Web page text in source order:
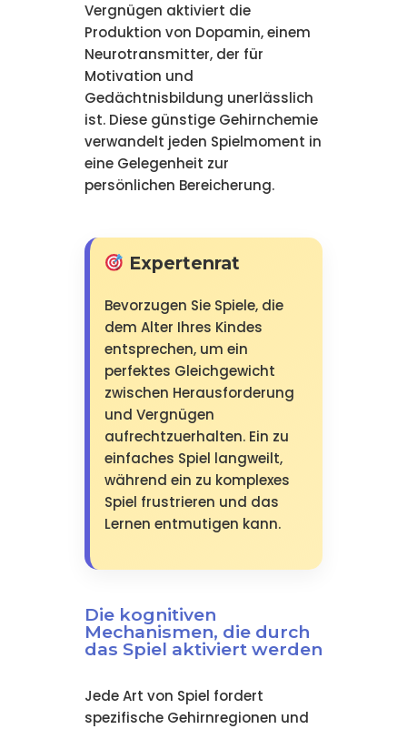
Vergnügen aktiviert die
Produktion von Dopamin, einem
Neurotransmitter, der für
Motivation und
Gedächtnisbildung unerlässlich
ist. Diese günstige Gehirnchemie
verwandelt jeden Spielmoment in
eine Gelegenheit zur
persönlichen Bereicherung.
Expertenrat
Bevorzugen Sie Spiele, die
dem Alter Ihres Kindes
entsprechen, um ein
perfektes Gleichgewicht
zwischen Herausforderung
und Vergnügen
aufrechtzuerhalten. Ein zu
einfaches Spiel langweilt,
während ein zu komplexes
Spiel frustrieren und das
Lernen entmutigen kann.
Die kognitiven
Mechanismen, die durch
das Spiel aktiviert werden
Jede Art von Spiel fordert
spezifische Gehirnregionen und